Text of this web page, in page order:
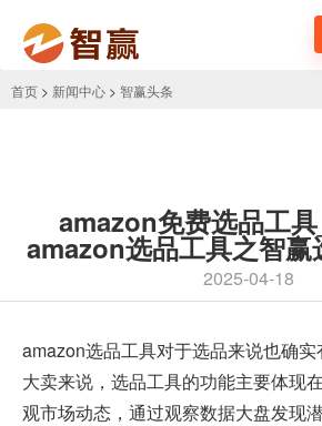
首页 > 新闻中心 > 智赢头条
amazon免费选品工
amazon选品工具之智赢
2025-04-18
amazon选品工具对于选品来说也确
大卖来说，选品工具的功能主要体现
观市场动态，通过观察数据大盘发现